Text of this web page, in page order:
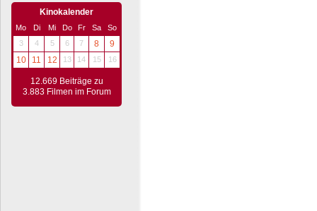
Kinokalender
Mo Di Mi Do Fr Sa
So
3
4 5 6 7 8
9
10
11 12 13 14 15 16
12.669 Beiträge zu
3.883 Filmen im Forum